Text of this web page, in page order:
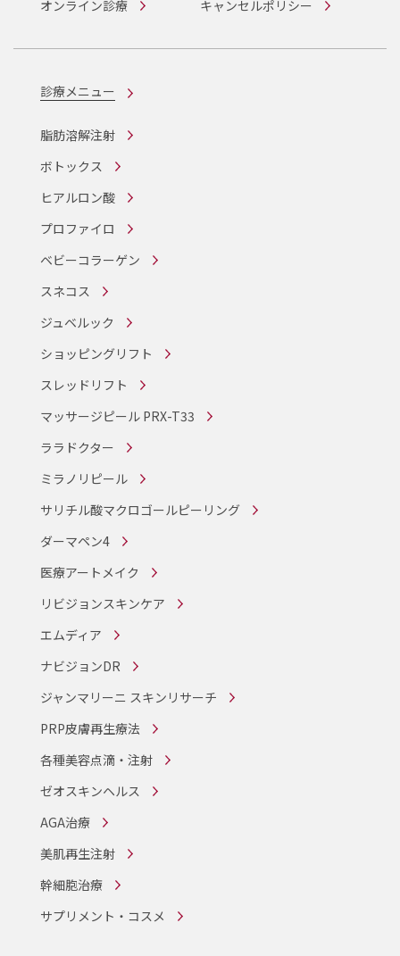
オンライン診療 キャンセルポリシー
診療メニュー
脂肪溶解注射
ボトックス
ヒアルロン酸
プロファイロ
ベビーコラーゲン
スネコス
ジュベルック
ショッピングリフト
スレッドリフト
マッサージピール PRX-T33
ララドクター
ミラノリピール
サリチル酸マクロゴールピーリング
ダーマペン4
医療アートメイク
リビジョンスキンケア
エムディア
ナビジョンDR
ジャンマリーニ スキンリサーチ
PRP皮膚再生療法
各種美容点滴・注射
ゼオスキンヘルス
AGA治療
美肌再生注射
幹細胞治療
サプリメント・コスメ